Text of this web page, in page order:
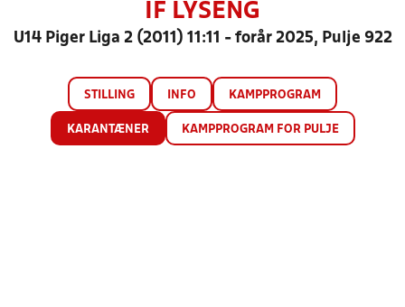
IF LYSENG
U14 Piger Liga 2 (2011) 11:11 - forår 2025, Pulje 922
STILLING INFO KAMPPROGRAM
KARANTÆNER KAMPPROGRAM FOR PULJE